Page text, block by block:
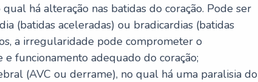
há alteração nas batidas do coração. Pode ser
(batidas aceleradas) ou bradicardias (batidas
a irregularidade pode comprometer o
funcionamento adequado do coração;
(AVC ou derrame), no qual há uma paralisia do